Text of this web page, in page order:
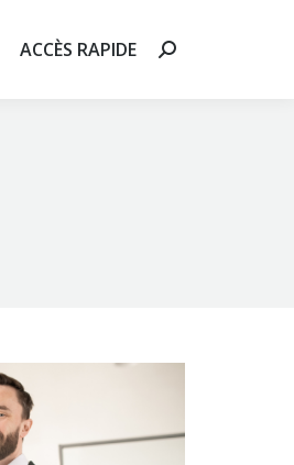
ACCÈS RAPIDE
Recherche